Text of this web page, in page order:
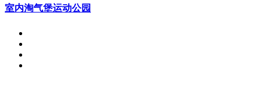
室内淘气堡运动公园